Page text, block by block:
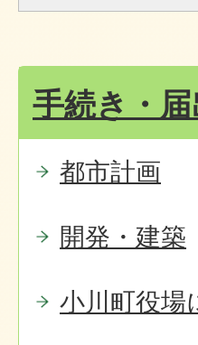
手続き・
都市計画
開発・建築
小川町役場